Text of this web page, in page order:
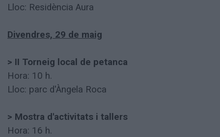
Lloc: Residència Aura
Divendres, 29 de maig
> II Torneig local de petanca
Hora: 10 h.
Lloc: parc d'Àngela Roca
> Mostra d'activitats i tallers
Hora: 16 h.